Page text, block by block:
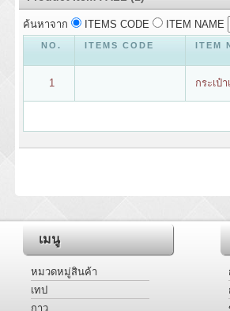
ค้นหาจาก ITEMS CODE ITEM NAME
NO. ITEMS CODE ITEM
1 กระเป๋
เมนู
หมวดหมู่สินค้า
เทป
กาว